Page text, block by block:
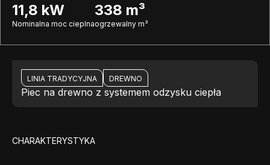
11,8 kW
Nominalna moc cieplna
338 m³
ogrzewalny m³
LINIA TRADYCYJNA DREWNO
Piec na drewno z systemem odzysku ciepła
CHARAKTERYSTYKA